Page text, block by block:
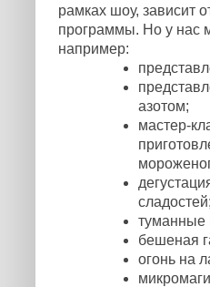
рамках шоу, зависит
программы. Но у нас
например:
азотом;
мастер-
сладостей;
туманные
бешеная
огонь на